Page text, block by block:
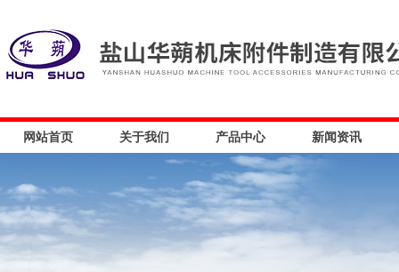
网站首页 关于我们 产品中心 新闻资讯